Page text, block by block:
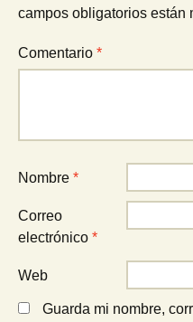
campos obligatorios están
Comentario *
Nombre *
Correo
electrónico *
Web
Guarda mi nombre,